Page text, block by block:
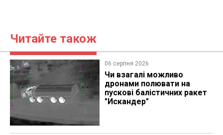
Читайте також
06 серпня 2026
Чи взагалі можливо
дронами полювати на
пускові балістичних ракет
"Искандер"